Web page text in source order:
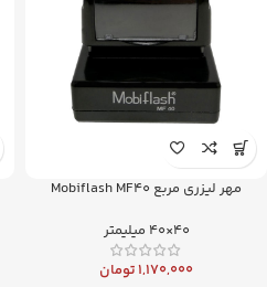
مهر لیزری مربع Mobiflash MF40
40×40 میلیمتر
1,170,000تومان